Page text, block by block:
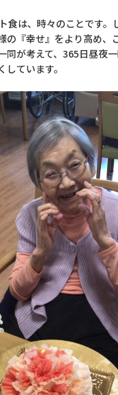
食は、時々のことです。
の『幸せ』をより高め、
同が考えて、365日昼夜一
ています。